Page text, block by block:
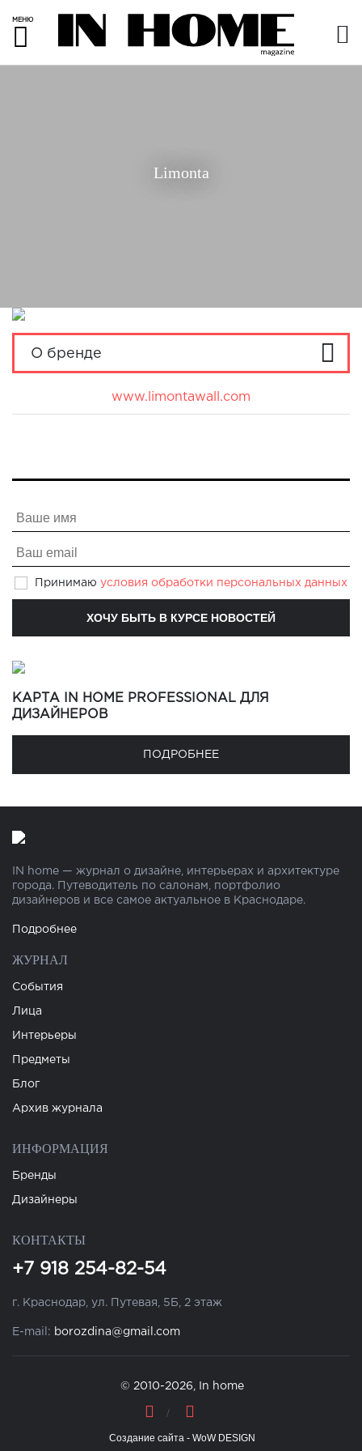
МЕНЮ
Limonta
О бренде
www.limontawall.com
Принимаю условия обработки персональных данных
КАРТА IN HOME PROFESSIONAL ДЛЯ
ДИЗАЙНЕРОВ
ПОДРОБНЕЕ
IN home — журнал о дизайне, интерьерах и архитектуре
города. Путеводитель по салонам, портфолио
дизайнеров и все самое актуальное в Краснодаре.
Подробнее
ЖУРНАЛ
События
Лица
Интерьеры
Предметы
Блог
Архив журнала
ИНФОРМАЦИЯ
Бренды
Дизайнеры
КОНТАКТЫ
+7 918 254-82-54
г. Краснодар, ул. Путевая, 5Б, 2 этаж
E-mail: borozdina@gmail.com
© 2010-2026, In home
Создание сайта - WoW DESIGN